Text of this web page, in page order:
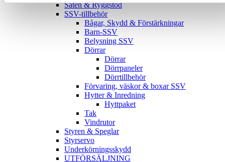
Säten & Ryggstöd
SSV-tillbehör
Bågar, Skydd & Förstärkningar
Barn-SSV
Belysning SSV
Dörrar
Dörrar
Dörrpaneler
Dörrtillbehör
Förvaring, väskor & boxar SSV
Hytter & Inredning
Hyttpaket
Tak
Vindrutor
Styren & Speglar
Styrservo
Underkörningsskydd
UTFÖRSÄLJNING